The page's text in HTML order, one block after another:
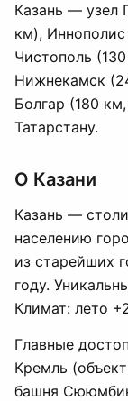
Казань — узел
км),
Чистополь
Нижнекамск
Болгар (180
Татарстану.
О Казани
Казань —
населению
из старейших
году.
Климат: лето
Главные
Кремль
башня